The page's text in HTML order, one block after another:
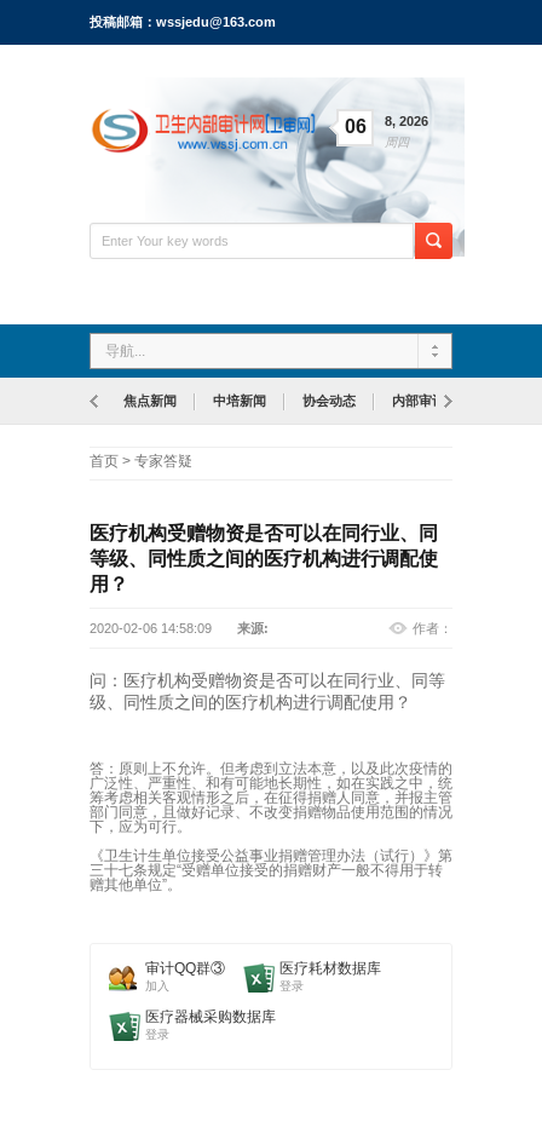
投稿邮箱：wssjedu@163.com
06 8, 2026
周四
导航...
焦点新闻 中培新闻 协会动态 内部审计
首页 > 专家答疑
医疗机构受赠物资是否可以在同行业、同
等级、同性质之间的医疗机构进行调配使
用？
2020-02-06 14:58:09 来源: 作者：
问：医疗机构受赠物资是否可以在同行业、同等
级、同性质之间的医疗机构进行调配使用？
答：原则上不允许。但考虑到立法本意，以及此次疫情的
广泛性、严重性、和有可能地长期性，如在实践之中，统
筹考虑相关客观情形之后，在征得捐赠人同意，并报主管
部门同意，且做好记录、不改变捐赠物品使用范围的情况
下，应为可行。
《卫生计生单位接受公益事业捐赠管理办法（试行）》第
三十七条规定“受赠单位接受的捐赠财产一般不得用于转
赠其他单位”。
审计QQ群③
加入
医疗耗材数据库
登录
医疗器械采购数据库
登录